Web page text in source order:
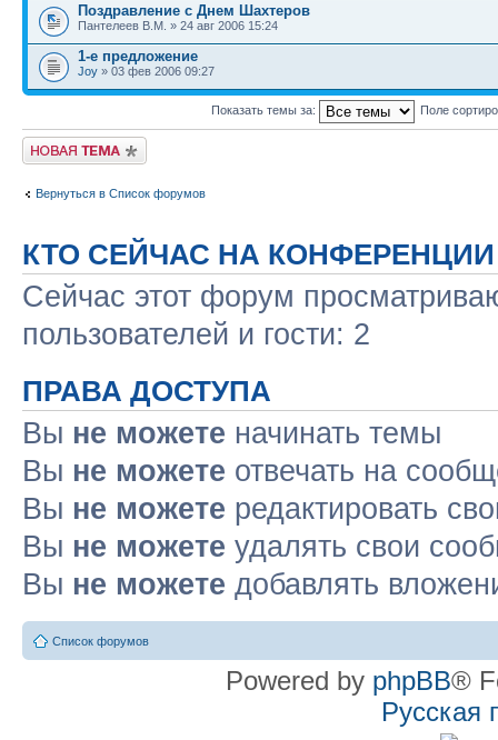
Поздравление с Днем Шахтеров
Пантелеев В.М. » 24 авг 2006 15:24
1-е предложение
Joy » 03 фев 2006 09:27
Показать темы за: Поле
Новая тема
Вернуться в Список форумов
КТО СЕЙЧАС НА КОНФЕРЕНЦИИ
Сейчас этот форум
пользователей и гости: 2
ПРАВА ДОСТУПА
Вы не можете начинать темы
Вы не можете отвечать на
Вы не можете редактировать
Вы не можете удалять свои
Вы не можете добавлять
Список форумов
Powered by phpBB®
Русская